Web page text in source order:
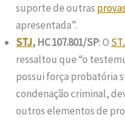
suporte de outras provas
apresentada”.
STJ, HC 107.801/SP: O
ressaltou que “o
possui força probatória
condenação criminal,
outros elementos de